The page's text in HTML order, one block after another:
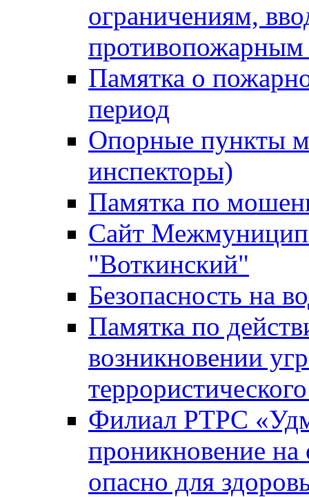
ограничениям,
Памятка о
период
Опорные пункты
инспекторы)
Памятка по
Сайт
"Воткинский"
Безопасность на
Памятка по
возникновении
Филиал РТРС
проникновение на
опасно для